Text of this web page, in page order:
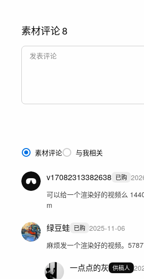
素材评论8
素材评论 与我相关
v17082313382638 已购
可以给一个渲染好的视频么
m
绿豆蛙 已购 2025-11-06
麻烦发一个渲染好的视频。
一点点的灰 供稿人